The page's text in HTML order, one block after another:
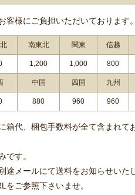
客様にご負担いただいております。
南東北 関東 信越
1,200 1,000 800
中国 四国 九州
880 960 960
箱代、梱包手数料が全て含まれて
です。
途メールにて送料をお知らせいた
をご参照下さいませ。